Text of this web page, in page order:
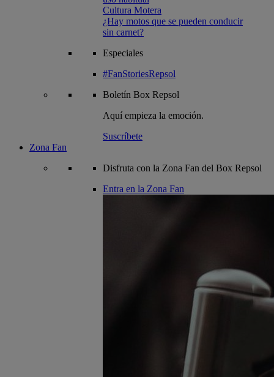
Cultura Motera
¿Hay motos que se pueden conducir
sin carnet?
Especiales
#FanStoriesRepsol
Boletín Box Repsol
Aquí empieza la emoción.
Suscríbete
Zona Fan
Disfruta con la Zona Fan del Box Repsol
Entra en la Zona Fan